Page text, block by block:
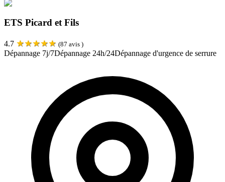
ETS Picard et Fils
4.7 ★★★★★ (87 avis )
Dépannage 7j/7Dépannage 24h/24Dépannage d'urgence de serrure